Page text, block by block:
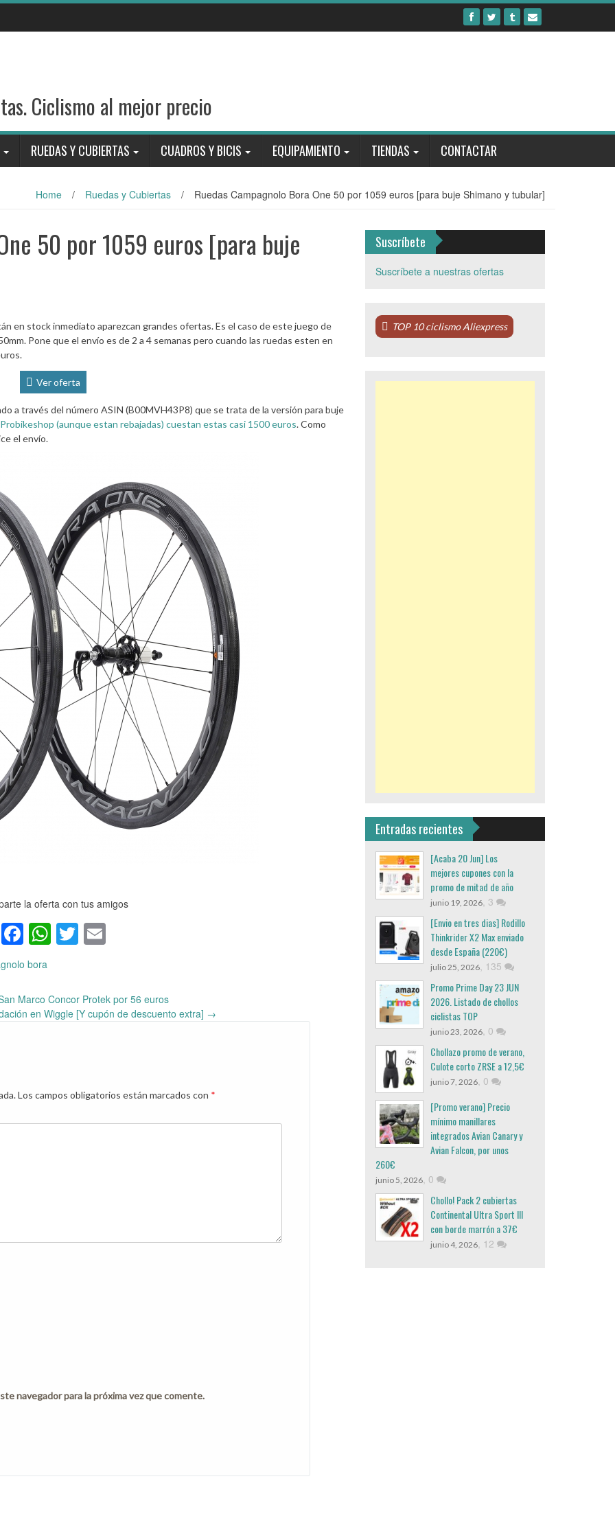
Ciclismo al mejor precio
RUEDAS Y CUBIERTAS CUADROS Y BICIS EQUIPAMIENTO TIENDAS CONTACTAR
Home / Ruedas y Cubiertas / Ruedas Campagnolo Bora One 50 por 1059 euros [para buje Shimano y tubular]
50 por 1059 euros [para buje
en stock inmediato aparezcan grandes ofertas. Es el caso de este juego de
Pone que el envío es de 2 a 4 semanas pero cuando las ruedas esten en
Ver oferta
a través del número ASIN (B00MVH43P8) que se trata de la versión para buje
(aunque estan rebajadas) cuestan estas casi 1500 euros. Como
el envío.
la oferta con tus amigos
Facebook
WhatsApp
Twitter
Email
bora
Marco Concor Protek por 56 euros
en Wiggle [Y cupón de descuento extra] →
Los campos obligatorios están marcados con *
navegador para la próxima vez que comente.
Suscríbete
Suscríbete a nuestras ofertas
TOP 10 ciclismo Aliexpress
Entradas recientes
[Acaba 20 Jun] Los
mejores cupones con la
promo de mitad de año
junio 19, 2026, 3
[Envio en tres dias] Rodillo
Thinkrider X2 Max enviado
desde España (220€)
julio 25, 2026, 135
Promo Prime Day 23 JUN
2026. Listado de chollos
ciclistas TOP
junio 23, 2026, 0
Chollazo promo de verano,
Culote corto ZRSE a 12,5€
junio 7, 2026, 0
[Promo verano] Precio
mínimo manillares
integrados Avian Canary y
Avian Falcon, por unos
260€
junio 5, 2026, 0
Chollo! Pack 2 cubiertas
Continental Ultra Sport III
con borde marrón a 37€
junio 4, 2026, 12